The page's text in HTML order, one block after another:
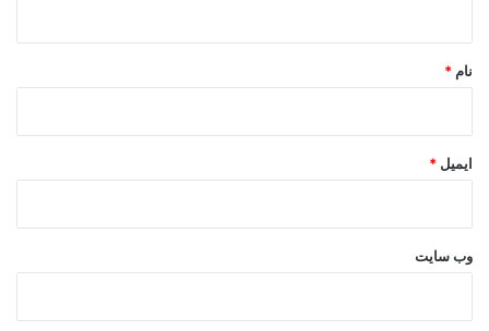
نام *
ایمیل *
وب‌ سایت